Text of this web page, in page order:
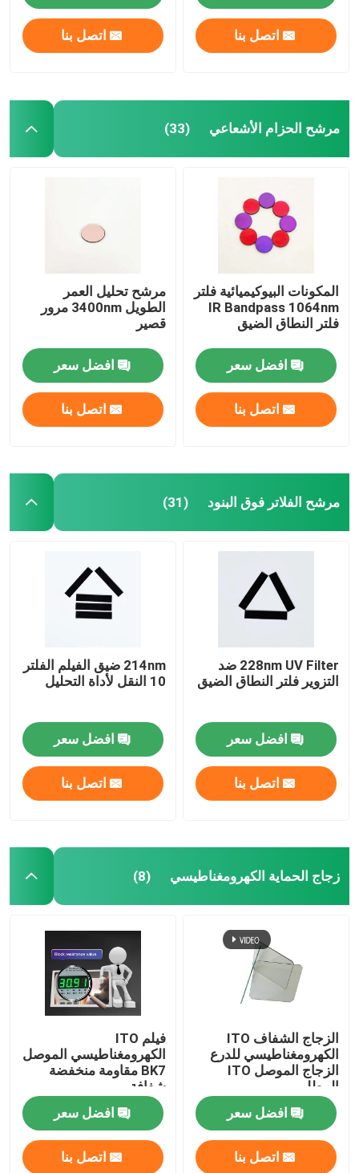
المرشح البصري الطويل
مرشح مضاد للانعكاس
جهاز تقسيم الشعاع البصري
نظارات مضادة للوهج
اتصل بنا اتصل بنا
مرشح الحزام الأشعاعي (33)
المكونات البيوكيميائية فلتر
IR Bandpass 1064nm
فلتر النطاق الضيق
افضل سعر
اتصل بنا
مرشح تحليل العمر
الطويل 3400nm مرور
قصير
افضل سعر
اتصل بنا
مرشح الفلاتر فوق البنود (31)
228nm UV Filter ضد
التزوير فلتر النطاق الضيق
افضل سعر
اتصل بنا
214nm ضيق الفيلم الفلتر
10 النقل لأداة التحليل
افضل سعر
اتصل بنا
زجاج الحماية الكهرومغناطيسي (8)
الزجاج الشفاف ITO
الكهرومغناطيسي للدرع
الزجاج الموصل ITO
المطلي
افضل سعر
اتصل بنا
فيلم ITO
الكهرومغناطيسي الموصل
BK7 مقاومة منخفضة
شفافة
افضل سعر
اتصل بنا